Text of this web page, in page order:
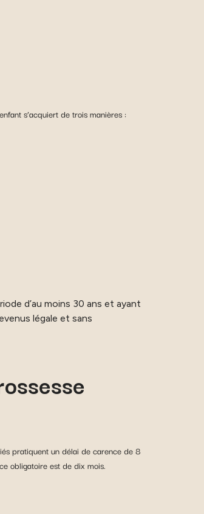
s’acquiert de trois manières :
d’au moins 30 ans et ayant
légale et sans
pratiquent un délai de carence de 8
obligatoire est de dix mois.